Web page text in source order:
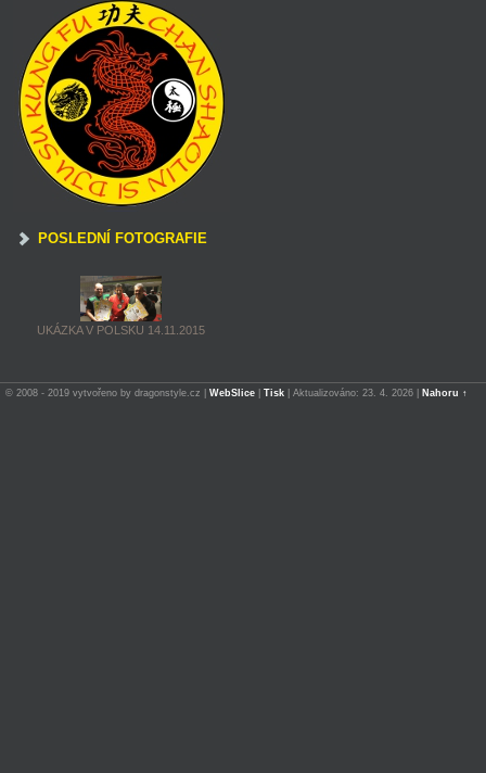
POSLEDNÍ FOTOGRAFIE
UKÁZKA V POLSKU 14.11.2015
© 2008 - 2019 vytvořeno by dragonstyle.cz | WebSlice Tisk Aktualizováno: 23. 4. 2026 Nahoru ↑